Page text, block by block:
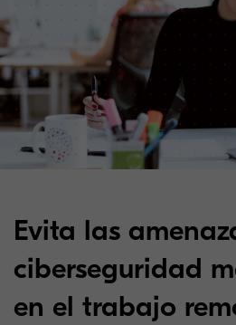
Evita las
ciberseguridad
en el trabajo